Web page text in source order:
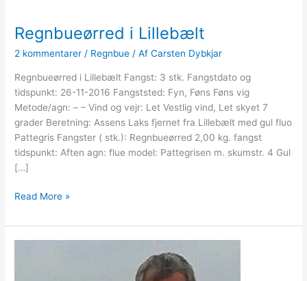
Regnbueørred i Lillebælt
2 kommentarer / Regnbue / AfCarsten Dybkjar
Regnbueørred i Lillebælt Fangst: 3 stk. Fangstdato og
tidspunkt: 26-11-2016 Fangststed: Fyn, Føns Føns vig
Metode/agn: – – Vind og vejr: Let Vestlig vind, Let skyet 7
grader Beretning: Assens Laks fjernet fra Lillebælt med gul fluo
Pattegris Fangster ( stk.): Regnbueørred 2,00 kg. fangst
tidspunkt: Aften agn: flue model: Pattegrisen m. skumstr. 4 Gul
[…]
Regnbueørred
Lillebælt
Read More »